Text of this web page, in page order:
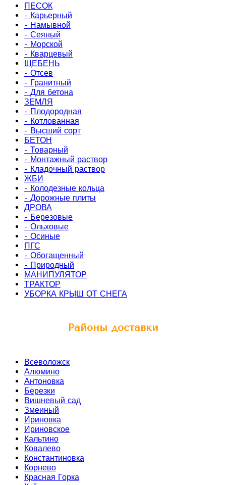
ПЕСОК
- Карьерный
- Намывной
- Сеяный
- Морской
- Кварцевый
ЩЕБЕНЬ
- Отсев
- Гранитный
- Для бетона
ЗЕМЛЯ
- Плодородная
- Котлованная
- Высший сорт
БЕТОН
- Товарный
- Монтажный раствор
- Кладочный раствор
ЖБИ
- Колодезные кольца
- Дорожные плиты
ДРОВА
- Березовые
- Ольховые
- Осиные
ПГС
- Обогащенный
- Природный
МАНИПУЛЯТОР
ТРАКТОР
УБОРКА КРЫШ ОТ СНЕГА
Районы доставки
Всеволожск
Алюмино
Антоновка
Березки
Вишневый сад
Змеиный
Ириновка
Ириновское
Кальтино
Ковалево
Константиновка
Корнево
Красная Горка